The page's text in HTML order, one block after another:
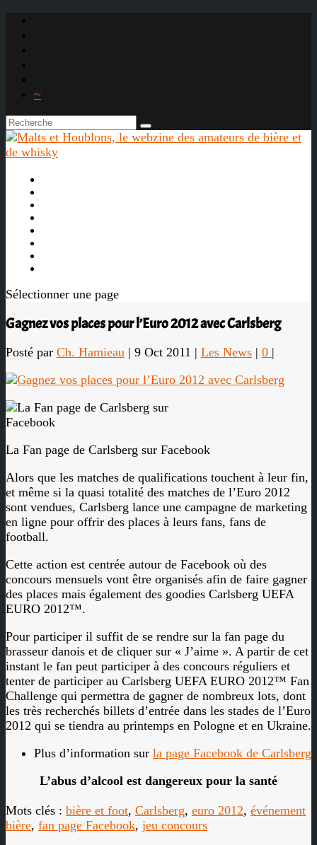
~
Sélectionner une page
Gagnez vos places pour l’Euro 2012 avec Carlsberg
Posté par Ch. Hamieau | 9 Oct 2011 | Les News | 0 |
La Fan page de Carlsberg sur Facebook
Alors que les matches de qualifications touchent à leur fin,
et même si la quasi totalité des matches de l’Euro 2012
sont vendues, Carlsberg lance une campagne de marketing
en ligne pour offrir des places à leurs fans, fans de
football.
Cette action est centrée autour de Facebook où des
concours mensuels vont être organisés afin de faire gagner
des places mais également des goodies Carlsberg UEFA
EURO 2012™.
Pour participer il suffit de se rendre sur la fan page du
brasseur danois et de cliquer sur « J’aime ». A partir de cet
instant le fan peut participer à des concours réguliers et
tenter de participer au Carlsberg UEFA EURO 2012™ Fan
Challenge qui permettra de gagner de nombreux lots, dont
les très recherchés billets d’entrée dans les stades de l’Euro
2012 qui se tiendra au printemps en Pologne et en Ukraine.
Plus d’information sur la page Facebook de Carlsberg
L’abus d’alcool est dangereux pour la santé
Mots clés : bière et foot, Carlsberg, euro 2012, événement
bière, fan page Facebook, jeu concours